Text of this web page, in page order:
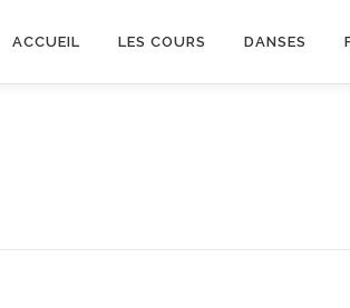
ACCUEIL LES COURS DANSES